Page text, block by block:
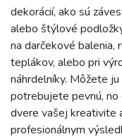
dekorácií, ako sú
alebo štýlové
na darčekové balenia,
teplákov, alebo pri
náhrdelníky. Môžete
potrebujete pevnú, no
dvere vašej kreativite
profesionálnym